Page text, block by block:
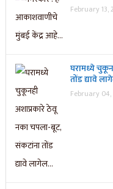
February 13,
घरामध्ये
तोंड द्यावे
February 04,